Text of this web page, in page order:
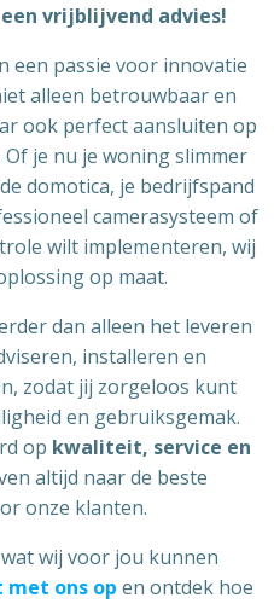
vrijblijvend advies!
een passie voor innovatie
alleen betrouwbaar en
ook perfect aansluiten op
je nu je woning slimmer
domotica, je bedrijfspand
camerasysteem of
wilt implementeren, wij
op maat.
dan alleen het leveren
installeren en
zodat jij zorgeloos kunt
en gebruiksgemak.
op kwaliteit, service en
altijd naar de beste
onze klanten.
wij voor jou kunnen
met ons op en ontdek hoe